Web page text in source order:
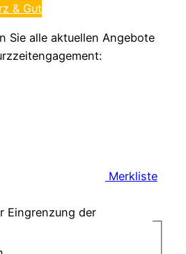
& Gut
Sie alle aktuellen Angebote
Merkliste
Eingrenzung der